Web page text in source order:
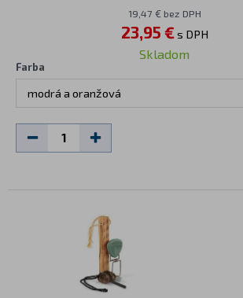
19,47 € bez DPH
23,95 €s DPH
Skladom
Farba
modrá a oranžová